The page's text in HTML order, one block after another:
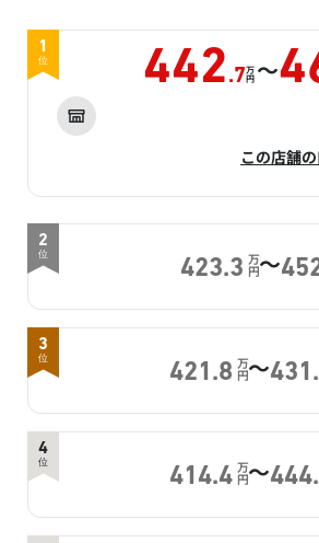
1
位 442 .7万
円 ～
この店舗
2
位
423.3 万
円～
3
位
421.8 万
円～
4
位
414.4 万
円～